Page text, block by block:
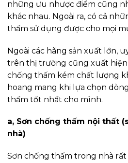
những ưu nhược điểm cũng
khác nhau. Ngoài ra, có cả
thấm sử dụng được cho mọi
Ngoài các hãng sản xuất lớn,
trên thị trường cũng xuất hiện
chống thấm kém chất lượng
hoang mang khi lựa chọn
thấm tốt nhất cho mình.
a, Sơn chống thấm nội thất
nhà)
Sơn chống thấm trong nhà rất